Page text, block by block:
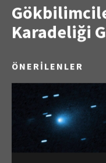
Karadeliği
ÖNERİLENLER